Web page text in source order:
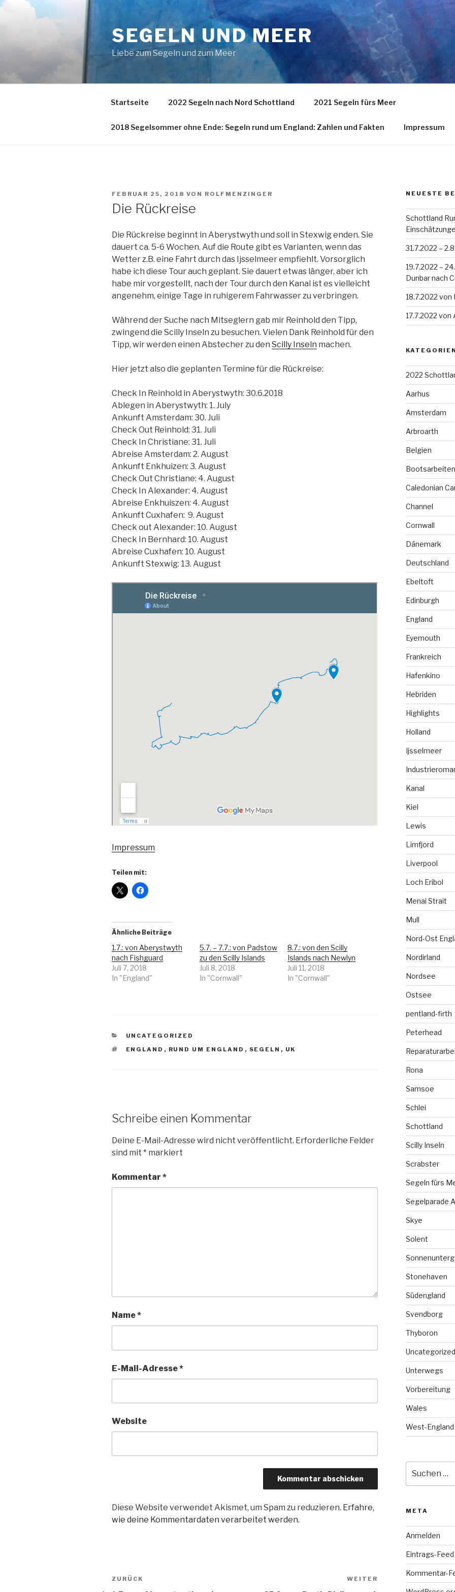
Zum
SEGELN UND MEER
Liebe zum Segeln und zum Meer
Startseite 2022 Segeln nach Nord Schottland 2021 Segeln fürs Meer
2018 Segelsommer ohne Ende: Segeln rund um England: Zahlen und Fakten Impressum
VERÖFFENTLICHT
FEBRUAR 25, 2018 VON ROLFMENZINGER
Die Rückreise
Die Rückreise beginnt in Aberystwyth und soll in Stexwig enden. Sie
dauert ca. 5-6 Wochen. Auf die Route gibt es Varianten, wenn das
Wetter z.B. eine Fahrt durch das Ijsselmeer empfiehlt. Vorsorglich
habe ich diese Tour auch geplant. Sie dauert etwas länger, aber ich
habe mir vorgestellt, nach der Tour durch den Kanal ist es vielleicht
angenehm, einige Tage in ruhigerem Fahrwasser zu verbringen.
Während der Suche nach Mitseglern gab mir Reinhold den Tipp,
zwingend die Scilly Inseln zu besuchen. Vielen Dank Reinhold für den
Tipp, wir werden einen Abstecher zu den Scilly Inseln machen.
Hier jetzt also die geplanten Termine für die Rückreise:
Check In Reinhold in Aberystwyth: 30.6.2018
Ablegen in Aberystwyth: 1. July
Ankunft Amsterdam: 30. Juli
Check Out Reinhold: 31. Juli
Check In Christiane: 31. Juli
Abreise Amsterdam: 2. August
Ankunft Enkhuizen: 3. August
Check Out Christiane: 4. August
Check In Alexander: 4. August
Abreise Enkhuiszen: 4. August
Ankunft Cuxhafen: 9. August
Check out Alexander: 10. August
Check In Bernhard: 10. August
Abreise Cuxhafen: 10. August
Ankunft Stexwig: 13. August
Impressum
Teilen mit:
Ähnliche Beiträge
1.7.: von Aberystwyth
nach Fishguard
Juli 7, 2018
In "England"
5.7. – 7.7.: von Padstow
zu den Scilly Islands
Juli 8, 2018
In "Cornwall"
8.7.: von den Scilly
Islands nach Newlyn
Juli 11, 2018
In "Cornwall"
KATEGORIEN
UNCATEGORIZED
SCHLAGWÖRTER
ENGLAND , RUND UM ENGLAND , SEGELN , UK
Schreibe einen Kommentar
Deine E-Mail-Adresse wird nicht veröffentlicht. Erforderliche Felder
sind mit * markiert
Kommentar *
Name*
E-Mail-Adresse*
Website
Diese Website verwendet Akismet, um Spam zu reduzieren. Erfahre,
wie deine Kommentardaten verarbeitet werden.
Beitragsnavigation
Vorheriger
ZURÜCK
Nächster
WEITER
NEUESTE
Schottland
31.7.2022 –
19.7.2022 –
Dunbar nach
18.7.2022 von
17.7.2022
2022
Aarhus
Amsterdam
Arbroarth
Belgien
Bootsarbeiten
Caledonian
Channel
Cornwall
Dänemark
Deutschland
Ebeltoft
Edinburgh
England
Eyemouth
Frankreich
Hafenkino
Hebriden
Highlights
Holland
Ijsselmeer
Kanal
Kiel
Lewis
Limfjord
Liverpool
Loch Eribol
Menai Strait
Mull
Nord-Ost
Nordirland
Nordsee
Ostsee
pentland-firth
Peterhead
Rona
Samsoe
Schlei
Schottland
Scilly Inseln
Scrabster
Segeln fürs
Segelparade
Skye
Solent
Stonehaven
Südengland
Svendborg
Thyboron
Uncategorized
Unterwegs
Vorbereitung
Wales
West-England
nach:
META
Anmelden
Eintrags-Feed
Kommentar-